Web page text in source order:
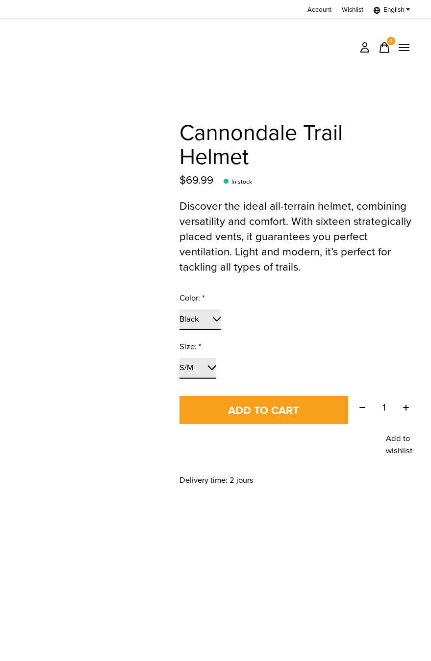
Account Wishlist English
0items
Cannondale Trail
Helmet
$69.99 In stock
Discover the ideal all-terrain helmet, combining
versatility and comfort. With sixteen strategically
placed vents, it guarantees you perfect
ventilation. Light and modern, it’s perfect for
tackling all types of trails.
Color:*
Size:*
ADD TO CART Quantity:
Add to
wishlist
Delivery time: 2 jours